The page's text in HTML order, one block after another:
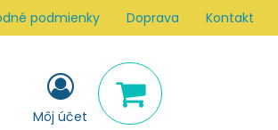
podmienky Doprava Kontakt
Môj účet